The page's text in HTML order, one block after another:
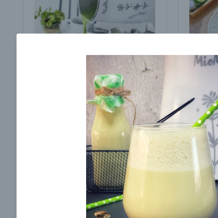
Brokolicová polievka s
cesnakom od LaPetit
Zobraziť
Odber noviniek a akcií
Odoslaním registrácie na Newsletter